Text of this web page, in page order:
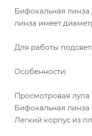
Бифокальная линза
линза имеет
Для работы
Особенности:
Просмотровая лупа
Бифокальная линза
Легкий корпус из